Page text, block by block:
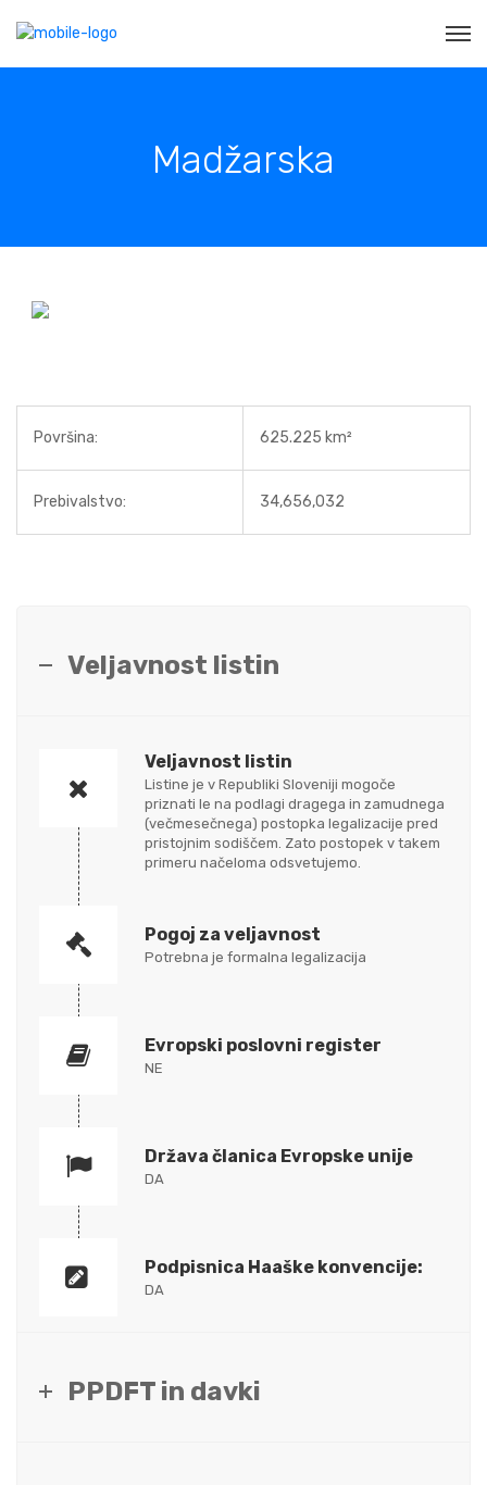
Madžarska
Površina: 625.225 km²
Prebivalstvo: 34,656,032
Veljavnost listin
Veljavnost listin
Listine je v Republiki Sloveniji mogoče
priznati le na podlagi dragega in zamudnega
(večmesečnega) postopka legalizacije pred
pristojnim sodiščem. Zato postopek v takem
primeru načeloma odsvetujemo.
Pogoj za veljavnost
Potrebna je formalna legalizacija
Evropski poslovni register
NE
Država članica Evropske unije
DA
Podpisnica Haaške konvencije:
DA
PPDFT in davki